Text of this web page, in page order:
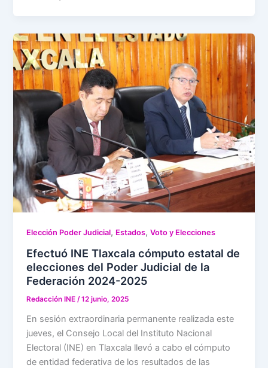
Elección Poder Judicial, Estados,Voto y Elecciones
Efectuó INE Tlaxcala cómputo estatal de
elecciones del Poder Judicial de la
Federación 2024-2025
Redacción INE/12 junio, 2025
En sesión extraordinaria permanente realizada este
jueves, el Consejo Local del Instituto Nacional
Electoral (INE) en Tlaxcala llevó a cabo el cómputo
de entidad federativa de los resultados de las